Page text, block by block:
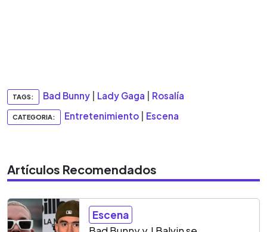
TAGS: Bad Bunny Lady Gaga Rosalía
CATEGORIA: Entretenimiento Escena
Artículos Recomendados
Escena